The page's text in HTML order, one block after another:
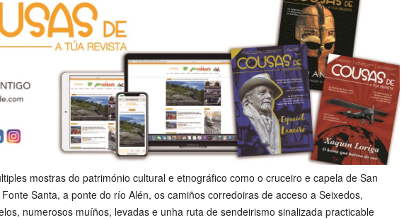
mostras do património cultural e etnográfico como o cruceiro e capela de San
Santa, a ponte do río Alén, os camiños corredoiras de acceso a Seixedos,
numerosos muíños, levadas e unha ruta de sendeirismo sinalizada practicable